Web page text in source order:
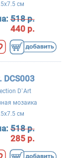
см
518 р.
440 р.
DCS003
D`Art
мозаика
см
518 р.
285 р.